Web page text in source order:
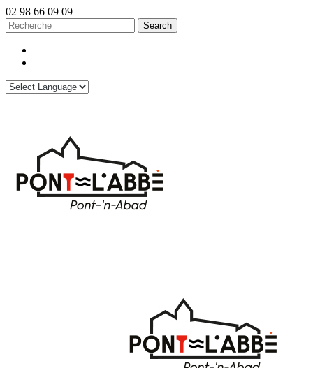
02 98 66 09 09